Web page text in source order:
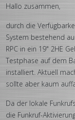
Hallo zusammen,
durch die
System bestehend
RPC in ein 19" 2HE
Testphase auf dem
installiert. Aktuell
sollte aber kaum
Da der lokale
die Funkruf-